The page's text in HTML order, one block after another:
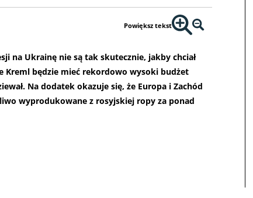
Powiększ tekst
na Ukrainę nie są tak skutecznie, jakby chciał
Kreml będzie mieć rekordowo wysoki budżet
Na dodatek okazuje się, że Europa i Zachód
wyprodukowane z rosyjskiej ropy za ponad